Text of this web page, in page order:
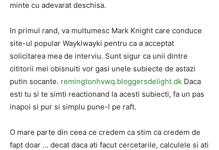
minte cu adevarat deschisa.
In primul rand, va multumesc Mark Knight care conduce
site-ul popular Waykiwayki pentru ca a acceptat
solicitarea mea de interviu. Sunt sigur ca unii dintre
cititorii mei obisnuiti vor gasi unele subiecte de astazi
putin socante. remingtonhvwq.bloggersdelight.dk Daca
esti tu si te simti reactionand la acesti subiecti, fa un pas
inapoi si pur si simplu pune-l pe raft.
O mare parte din ceea ce credem ca stim ca credem de
fapt doar … decat daca ati facut cercetarile, calculele si ati